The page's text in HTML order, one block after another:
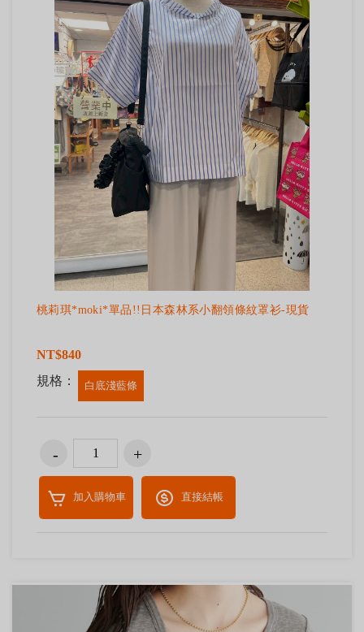
桃莉琪*moki*單品!!日本森林系小翻領條紋罩衫-現貨
NT$840
規格：
白底淺藍條
加入購物車 直接結帳